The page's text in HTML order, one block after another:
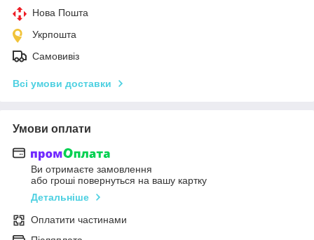
Нова Пошта
Укрпошта
Самовивіз
Всі умови доставки
Умови оплати
Ви отримаєте замовлення
або гроші повернуться на вашу картку
Детальніше
Оплатити частинами